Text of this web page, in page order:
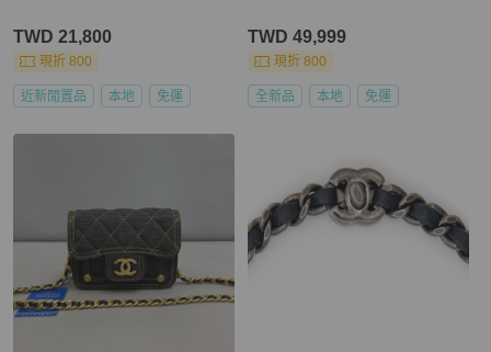
TWD 21,800
現折 800
近新閒置品 本地 免運
TWD 49,999
現折 800
全新品 本地 免運